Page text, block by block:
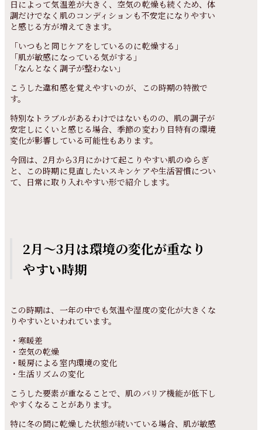
日によって気温差が大きく、空気の乾燥も続くため、体
調だけでなく肌のコンディションも不安定になりやすい
と感じる方が増えてきます。
「いつもと同じケアをしているのに乾燥する」
「肌が敏感になっている気がする」
「なんとなく調子が整わない」
こうした違和感を覚えやすいのが、この時期の特徴で
す。
特別なトラブルがあるわけではないものの、肌の調子が
安定しにくいと感じる場合、季節の変わり目特有の環境
変化が影響している可能性もあります。
今回は、2月から3月にかけて起こりやすい肌のゆらぎ
と、この時期に見直したいスキンケアや生活習慣につい
て、日常に取り入れやすい形で紹介します。
2月〜3月は環境の変化が重なり
やすい時期
この時期は、一年の中でも気温や湿度の変化が大きくな
りやすいといわれています。
・寒暖差
・空気の乾燥
・暖房による室内環境の変化
・生活リズムの変化
こうした要素が重なることで、肌のバリア機能が低下し
やすくなることがあります。
特に冬の間に乾燥した状態が続いている場合、肌が敏感